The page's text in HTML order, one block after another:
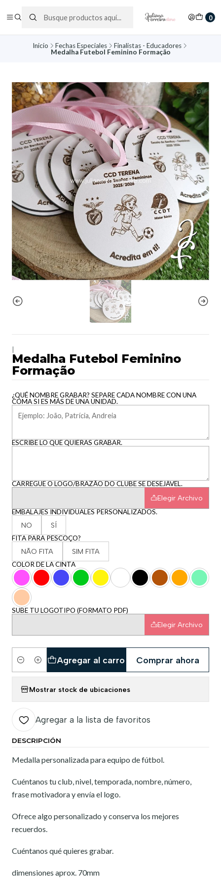
0
Inicio Fechas Especiales
Finalistas - Educadores
Medalha Futebol Feminino Formação
Medalha Futebol Feminino
Formação
¿QUÉ NOMBRE GRABAR? SEPARE CADA NOMBRE CON UNA
COMA SI ES MÁS DE UNA UNIDAD.
ESCRIBE LO QUE QUIERAS GRABAR.
CARREGUE O LOGO/BRAZÃO DO CLUBE SE DESEJÁVEL.
Elegir Archivo
EMBALAJES INDIVIDUALES PERSONALIZADOS.
NO SÍ
FITA PARA PESCOÇO?
NÃO FITA SIM FITA
COLOR DE LA CINTA
SUBE TU LOGOTIPO (FORMATO PDF)
Elegir Archivo
Cantidad
Agregar al carro Comprar ahora
Mostrar stock de ubicaciones
Agregar a la lista de favoritos
DESCRIPCIÓN
Medalla personalizada para equipo de fútbol.
Cuéntanos tu club, nivel, temporada, nombre, número,
frase motivadora y envía el logo.
Ofrece algo personalizado y conserva los mejores
recuerdos.
Cuéntanos qué quieres grabar.
dimensiones aprox. 70mm